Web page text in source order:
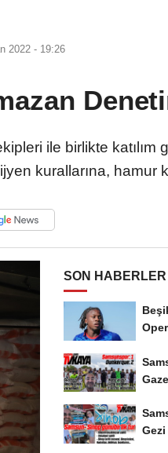
2022 - 19:26
ile birlikte katılım
kurallarına, hamur
SON HABERLER